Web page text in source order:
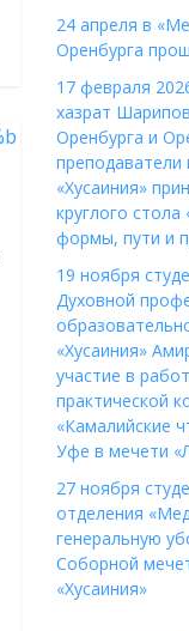
24 апреля в
Оренбурга
17 февраля
хазрат
Оренбурга и
преподаватели
«Хусаиния»
круглого
формы, пути и
19 ноября
Духовной
«Хусаиния»
участие в
практической
«Камалийские
Уфе в мечети
27 ноября
отделения
генеральную
Соборной
«Хусаиния»